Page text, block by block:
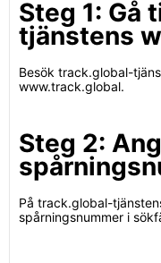
Steg 1: Gå
tjänstens
Besök track.global-
www.track.global.
Steg 2:
På track.global-
spårningsnummer i